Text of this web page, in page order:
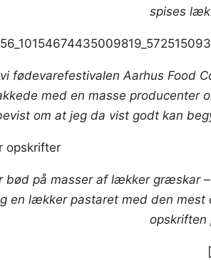
spises
fødevarefestivalen Aarhus Food
med en masse producenter
om at jeg da vist godt kan
bød på masser af lækker græskar
en lækker pastaret med den
opskriften